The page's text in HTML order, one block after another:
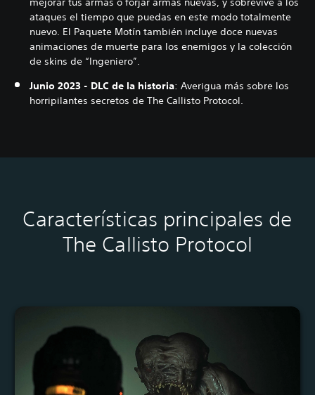
ataques el tiempo que puedas en este modo totalmente
nuevo. El Paquete Motín también incluye doce nuevas
animaciones de muerte para los enemigos y la colección
de skins de “Ingeniero”.
Junio 2023 - DLC de la historia: Averigua más sobre los
horripilantes secretos de The Callisto Protocol.
Características principales de
The Callisto Protocol